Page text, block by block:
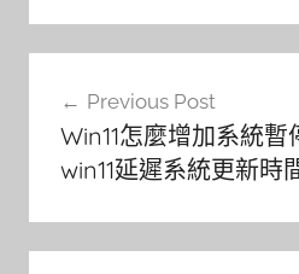
Previous Post
Win11怎麼增加系統暫
win11延遲系統更新時